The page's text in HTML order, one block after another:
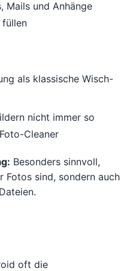
Mails und Anhänge
füllen
als klassische Wisch-
nicht immer so
Cleaner
Besonders sinnvoll,
Fotos sind, sondern auch
oft die